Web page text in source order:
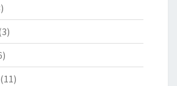
(11)